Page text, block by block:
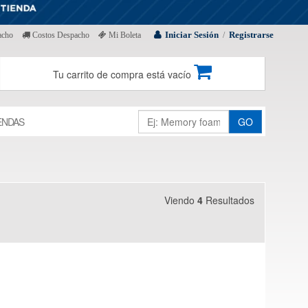
Iniciar Sesión / Registrarse
Costos Despacho Mi Boleta
Tu carrito de compra está vacío
GO
Viendo 4 Resultados